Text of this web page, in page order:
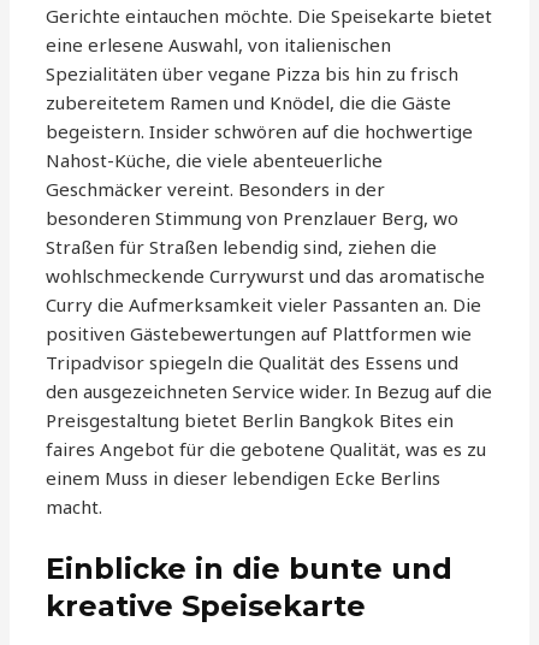
Gerichte eintauchen möchte. Die Speisekarte bietet
eine erlesene Auswahl, von italienischen
Spezialitäten über vegane Pizza bis hin zu frisch
zubereitetem Ramen und Knödel, die die Gäste
begeistern. Insider schwören auf die hochwertige
Nahost-Küche, die viele abenteuerliche
Geschmäcker vereint. Besonders in der
besonderen Stimmung von Prenzlauer Berg, wo
Straßen für Straßen lebendig sind, ziehen die
wohlschmeckende Currywurst und das aromatische
Curry die Aufmerksamkeit vieler Passanten an. Die
positiven Gästebewertungen auf Plattformen wie
Tripadvisor spiegeln die Qualität des Essens und
den ausgezeichneten Service wider. In Bezug auf die
Preisgestaltung bietet Berlin Bangkok Bites ein
faires Angebot für die gebotene Qualität, was es zu
einem Muss in dieser lebendigen Ecke Berlins
macht.
Einblicke in die bunte und
kreative Speisekarte